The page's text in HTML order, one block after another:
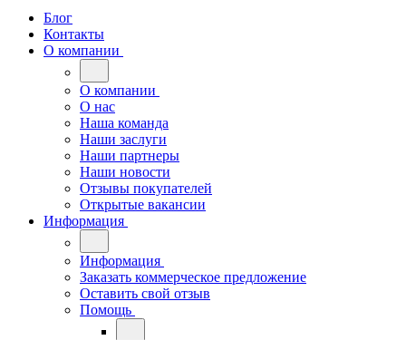
Блог
Контакты
О компании
О компании
О нас
Наша команда
Наши заслуги
Наши партнеры
Наши новости
Отзывы покупателей
Открытые вакансии
Информация
Информация
Заказать коммерческое предложение
Оставить свой отзыв
Помощь